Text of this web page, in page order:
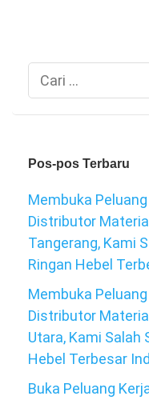
Cari
untuk:
Pos-pos Terbaru
Membuka
Distributor
Tangerang, Kami
Ringan Hebel
Membuka
Distributor
Utara, Kami Salah
Hebel Terbesar
Buka Peluang